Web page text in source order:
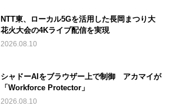
NTT東、ローカル5Gを活用した長岡まつり大
花火大会の4Kライブ配信を実現
2026.08.10
シャドーAIをブラウザー上で制御 アカマイが
「Workforce Protector」
2026.08.10